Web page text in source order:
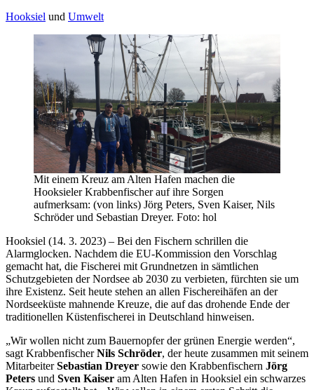
Hooksiel und Umwelt
Mit einem Kreuz am Alten Hafen machen die
Hooksieler Krabbenfischer auf ihre Sorgen
aufmerksam: (von links) Jörg Peters, Sven Kaiser, Nils
Schröder und Sebastian Dreyer. Foto: hol
Hooksiel (14. 3. 2023) – Bei den Fischern schrillen die
Alarmglocken. Nachdem die EU-Kommission den Vorschlag
gemacht hat, die Fischerei mit Grundnetzen in sämtlichen
Schutzgebieten der Nordsee ab 2030 zu verbieten, fürchten sie um
ihre Existenz. Seit heute stehen an allen Fischereihäfen an der
Nordseeküste mahnende Kreuze, die auf das drohende Ende der
traditionellen Küstenfischerei in Deutschland hinweisen.
„Wir wollen nicht zum Bauernopfer der grünen Energie werden“,
sagt KrabbenfischerNils Schröder, der heute zusammen mit seinem
MitarbeiterSebastian Dreyer sowie den Krabbenfischern Jörg
Peters und Sven Kaiser am Alten Hafen in Hooksiel ein schwarzes